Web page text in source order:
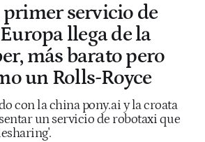
primer servicio de
llega de la
más barato pero
un Rolls-Royce
con la china pony.ai y la croata
un servicio de robotaxi que